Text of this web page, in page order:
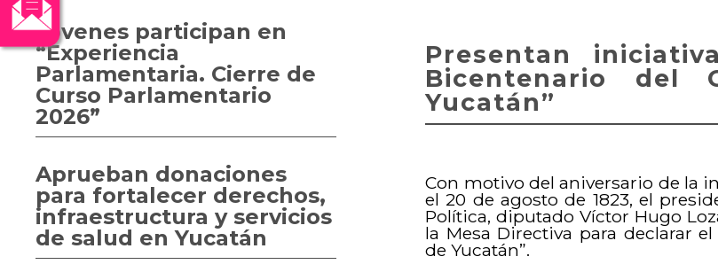
Presentan
Bicentenario del
Yucatán”
Con motivo del aniversario de la
el 20 de agosto de 1823, el
Política, diputado Víctor Hugo
la Mesa Directiva para declarar
de Yucatán”.
Jóvenes participan en
“Experiencia
Parlamentaria. Cierre de
Curso Parlamentario
2026”
Aprueban donaciones
para fortalecer derechos,
infraestructura y servicios
de salud en Yucatán